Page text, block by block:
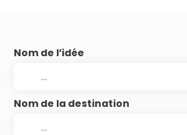
Nom de l’idée
Nom de la destination